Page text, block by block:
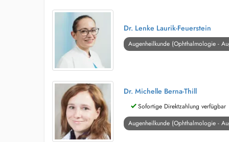
Dr. Lenke Laurik-Feuerstein
Augenheilkunde (Ophthalmologie -
Dr. Michelle Berna-Thill
Sofortige Direktzahlung verfügbar
Augenheilkunde (Ophthalmologie -